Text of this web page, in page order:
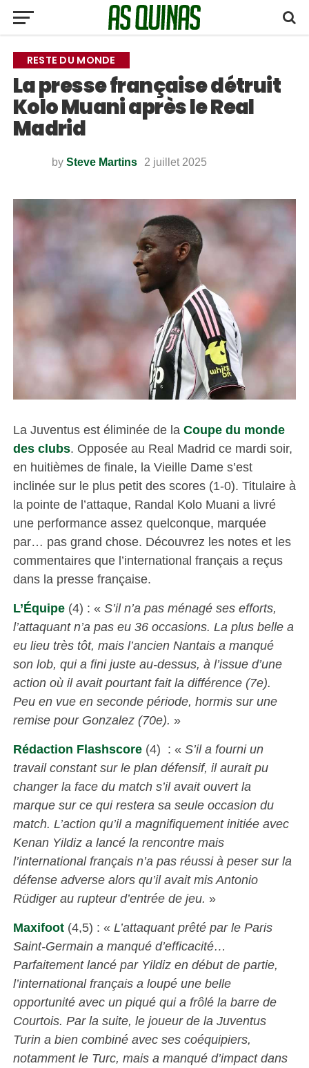
RESTE DU MONDE
La presse française détruit
Kolo Muani après le Real
Madrid
by Steve Martins 2 juillet 2025
La Juventus est éliminée de la Coupe du monde
des clubs. Opposée au Real Madrid ce mardi soir,
en huitièmes de finale, la Vieille Dame s’est
inclinée sur le plus petit des scores (1-0). Titulaire à
la pointe de l’attaque, Randal Kolo Muani a livré
une performance assez quelconque, marquée
par… pas grand chose. Découvrez les notes et les
commentaires que l’international français a reçus
dans la presse française.
L’Équipe(4) : « S’il n’a pas ménagé ses efforts,
l’attaquant n’a pas eu 36 occasions. La plus belle a
eu lieu très tôt, mais l’ancien Nantais a manqué
son lob, qui a fini juste au-dessus, à l’issue d’une
action où il avait pourtant fait la différence (7e).
Peu en vue en seconde période, hormis sur une
remise pour Gonzalez (70e). »
Rédaction Flashscore(4) : « S’il a fourni un
travail constant sur le plan défensif, il aurait pu
changer la face du match s’il avait ouvert la
marque sur ce qui restera sa seule occasion du
match. L’action qu’il a magnifiquement initiée avec
Kenan Yildiz a lancé la rencontre mais
l’international français n’a pas réussi à peser sur la
défense adverse alors qu’il avait mis Antonio
Rüdiger au rupteur d’entrée de jeu. »
Maxifoot(4,5) : « L’attaquant prêté par le Paris
Saint-Germain a manqué d’efficacité…
Parfaitement lancé par Yildiz en début de partie,
l’international français a loupé une belle
opportunité avec un piqué qui a frôlé la barre de
Courtois. Par la suite, le joueur de la Juventus
Turin a bien combiné avec ses coéquipiers,
notamment le Turc, mais a manqué d’impact dans